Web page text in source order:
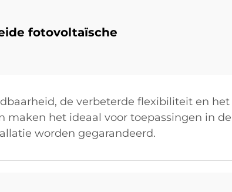
fotovoltaïsche
de verbeterde flexibiliteit en het
maken het ideaal voor toepassingen in de
worden gegarandeerd.